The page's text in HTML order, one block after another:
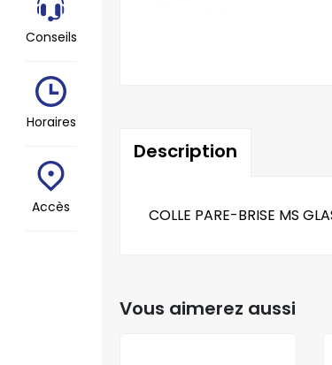
Description
COLLE PARE-BRISE MS
Vous aimerez aussi
Conseils
Horaires
Accès